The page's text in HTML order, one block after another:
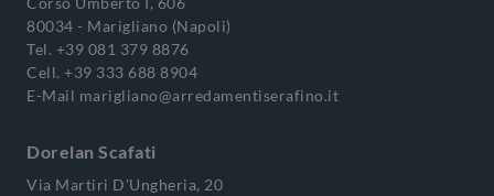
80034 - Marigliano (Napoli)
Tel. +39 081 379 8876
Cell. +39 333 688 8904
E-Mail marigliano@arredamentiserafino.it
Dorelan Scafati
Via Martiri D'Ungheria, 20